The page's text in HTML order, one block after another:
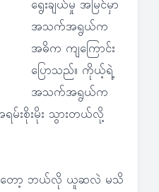
ရွေးချယ်မှု အမြင်မှာ
အသက်အရွယ်က
အဓိက ကျကြောင်း
ပြောသည်။ ကိုယ့်ရဲ့
အသက်အရွယ်က
မ်းစိုးမိုး သွားတယ်လို့
ကတော့ ဘယ်လို ယူဆလဲ မသိ